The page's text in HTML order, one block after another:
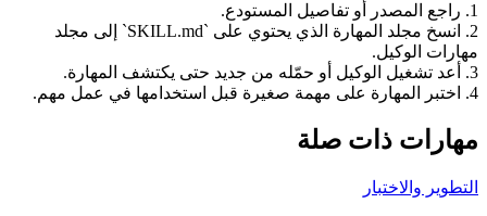
1. راجع المصدر أو تفاصيل المستودع.
2. انسخ مجلد المهارة الذي يحتوي على `SKILL.md` إلى مجلد
مهارات الوكيل.
3. أعد تشغيل الوكيل أو حمّله من جديد حتى يكتشف المهارة.
4. اختبر المهارة على مهمة صغيرة قبل استخدامها في عمل مهم.
مهارات ذات صلة
التطوير والاختبار